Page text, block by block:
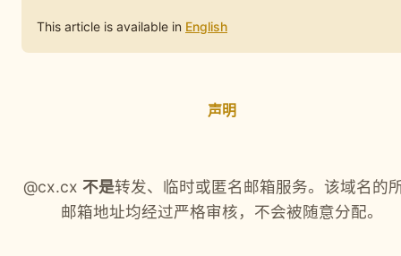
This article is available in English
声明
@cx.cx 不是转发、临时或匿名邮箱服务。该域名的
邮箱地址均经过严格审核，不会被随意分配。